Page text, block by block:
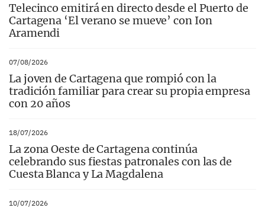
Telecinco emitirá en directo desde el Puerto de
Cartagena ‘El verano se mueve’ con Ion
Aramendi
07/08/2026
La joven de Cartagena que rompió con la
tradición familiar para crear su propia empresa
con 20 años
18/07/2026
La zona Oeste de Cartagena continúa
celebrando sus fiestas patronales con las de
Cuesta Blanca y La Magdalena
10/07/2026